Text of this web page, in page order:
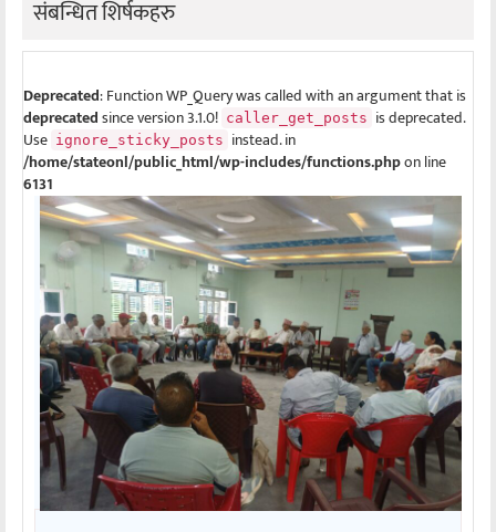
संबन्धित शिर्षकहरु
Deprecated: Function WP_Query was called with an argument that is
deprecatedsince version 3.1.0! caller_get_posts is deprecated.
Use ignore_sticky_posts instead. in
/home/stateonl/public_html/wp-includes/functions.phpon line
6131